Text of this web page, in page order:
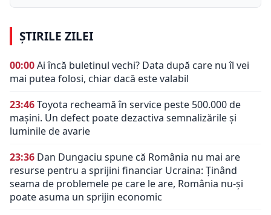
ȘTIRILE ZILEI
00:00Ai încă buletinul vechi? Data după care nu îl vei
mai putea folosi, chiar dacă este valabil
23:46Toyota recheamă în service peste 500.000 de
mașini. Un defect poate dezactiva semnalizările și
luminile de avarie
23:36 Dan Dungaciu spune că România nu mai are
resurse pentru a sprijini financiar Ucraina: Ținând
seama de problemele pe care le are, România nu-și
poate asuma un sprijin economic